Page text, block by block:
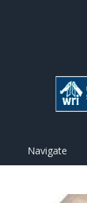
Navigate